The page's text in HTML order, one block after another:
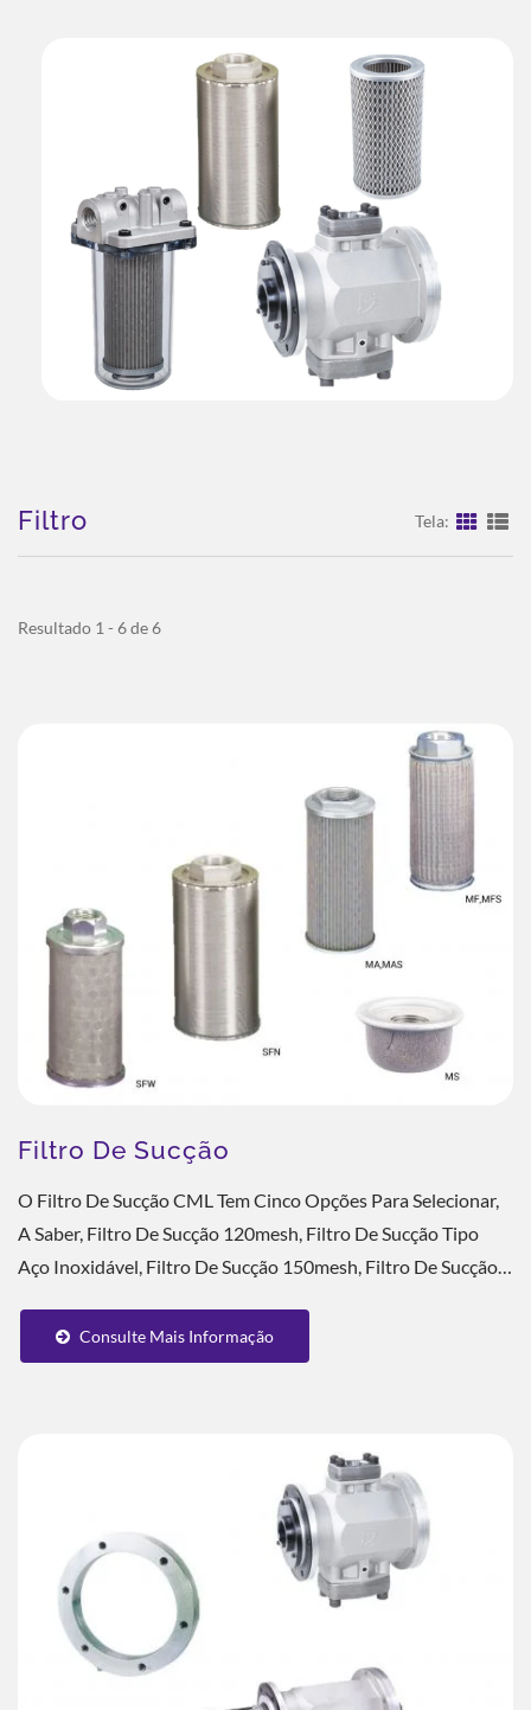
Filtro Tela:
Resultado 1 - 6 de 6
Filtro De Sucção
O Filtro De Sucção CML Tem Cinco Opções Para Selecionar,
A Saber, Filtro De Sucção 120mesh, Filtro De Sucção Tipo
Aço Inoxidável, Filtro De Sucção 150mesh, Filtro De Sucção
Consulte Mais Informação